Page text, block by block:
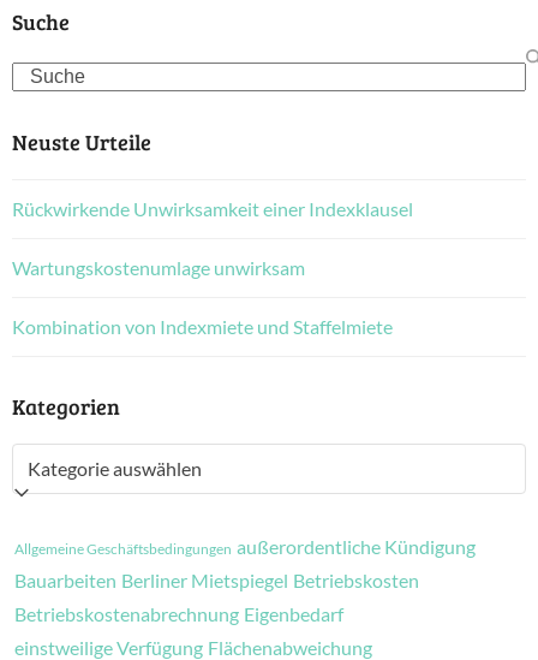
Suche
Search
Neuste Urteile
Rückwirkende Unwirksamkeit einer Indexklausel
Wartungskostenumlage unwirksam
Kombination von Indexmiete und Staffelmiete
Kategorien
Kategorien
Allgemeine Geschäftsbedingungen außerordentliche Kündigung
Bauarbeiten Berliner Mietspiegel Betriebskosten
Betriebskostenabrechnung Eigenbedarf
einstweilige Verfügung Flächenabweichung